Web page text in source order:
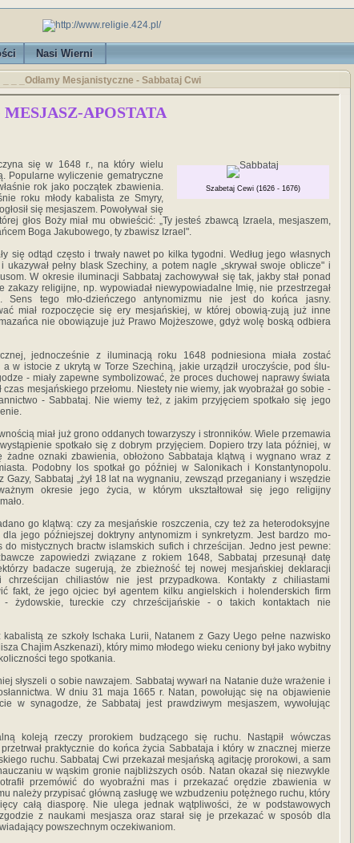
Nasi Wierni
_ _ _Odłamy Mesjanistyczne - Sabbataj Cwi
APOSTATA
Szabetaj Cewi (1626 - 1676)
się w 1648 r., na który wielu
Popularne wyliczenie gematryczne
rok jako początek zbawienia.
roku młody kabalista ze Smyry,
się mesjaszem. Powoływał się
głos Boży miał mu obwieścić: „Ty jesteś zbawcą Izraela, mesjaszem,
Boga Jakubowego, ty zbawisz Izrael".
się odtąd często i trwały nawet po kilka tygodni. Według jego własnych
ukazywał pełny blask Szechiny, a potem nagle „skrywał swoje oblicze" i
W okresie iluminacji Sabbataj zachowywał się tak, jakby stał ponad
zakazy religijne, np. wypowiadał niewypowiadalne Imię, nie przestrzegał
Sens tego mło-dzieńczego antynomizmu nie jest do końca jasny.
miał rozpoczęcie się ery mesjańskiej, w której obowią-zują już inne
nie obowiązuje już Prawo Mojżeszowe, gdyż wolę boską odbiera
jednocześnie z iluminacją roku 1648 podniesiona miała zostać
w istocie z ukrytą w Torze Szechiną, jakie urządził uroczyście, pod ślu-
- miały zapewne symbolizować, że proces duchowej naprawy świata
czas mesjańskiego przełomu. Niestety nie wiemy, jak wyobra­żał go sobie -
- Sabbataj. Nie wiemy też, z jakim przyjęciem spotkało się jego
miał już grono oddanych towarzyszy i stronników. Wiele przemawia
spotkało się z dobrym przyjęciem. Dopiero trzy lata później, w
żadne oznaki zbawienia, obłożono Sabbataja klątwą i wygnano wraz z
Podobny los spotkał go później w Salonikach i Konstantynopolu.
Gazy, Sabbataj „żył 18 lat na wygnaniu, zewsząd przeganiany i wszędzie
okresie jego życia, w którym ukształtował się jego religijny
go klątwą: czy za mesjańskie roszczenia, czy też za heterodoksyjne
dla jego późniejszej doktryny antynomizm i synkretyzm. Jest bardzo mo­
do mistycznych bractw islamskich sufich i chrześcijan. Jedno jest pewne:
zapowiedzi związane z rokiem 1648, Sabbataj przesunął datę
badacze sugerują, że zbieżność tej nowej mesjańskiej deklaracji
chrześcijan chiliastów nie jest przypadkowa. Kontakty z chiliastami
fakt, że jego ojciec był agentem kilku angielskich i holenderskich firm
- żydowskie, tureckie czy chrześcijańskie - o takich kontaktach nie
ze szkoły Ischaka Lurii, Natanem z Gazy Uego pełne nazwisko
Chajim Aszkenazi), który mimo młodego wieku ceniony był jako wybitny
tego spotkania.
słyszeli o sobie nawzajem. Sabbataj wywarł na Natanie duże wrażenie i
W dniu 31 maja 1665 r. Natan, powołując się na objawienie
w synagodze, że Sabbataj jest prawdziwym mesjaszem, wywołując
koleją rzeczy prorokiem budzącego się ruchu. Nastąpił wówczas
praktycznie do końca życia Sabbataja i który w znacznej mierze
ruchu. Sabbataj Cwi przekazał mesjańską agitację prorokowi, a sam
w wąskim gronie najbliższych osób. Natan okazał się niezwykle
przemówić do wyobraźni mas i przekazać orę­dzie zbawienia w
należy przypisać główną zasługę we wzbudzeniu potężnego ruchu, który
całą diasporę. Nie ulega jednak wątpliwości, że w podstawowych
z naukami mesjasza oraz starał się je przekazać w sposób dla
powszechnym oczekiwaniom.